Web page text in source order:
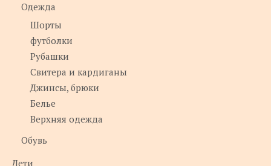
Одежда
Шорты
футболки
Рубашки
Свитера и кардиганы
Джинсы, брюки
Белье
Верхняя одежда
Обувь
Дети